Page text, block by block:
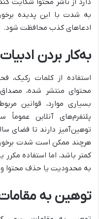
به شدت با این پدیده
ادعاهای کذب محافظت شود.
به‌کار بردن
استفاده از کلمات رکیک،
محتوای منتشر شده،
بسیاری موارد، قوانین
پلتفرم‌های آنلاین عموماً
توهین‌آمیز دارند تا فضای
هرچند ممکن است شدت
کمتر باشد، اما استفاده مکرر
به محدودیت یا حذف محتوا
توهین به